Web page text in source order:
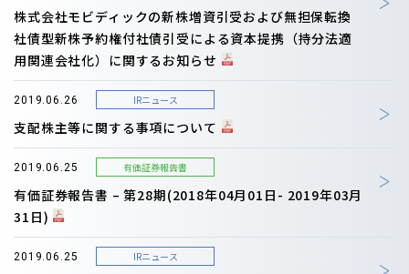
株式会社モビディックの新株増資引受および無担保転換
社債型新株予約権付社債引受による資本提携（持分法適
用関連会社化）に関するお知らせ
2019.06.26 IRニュース
支配株主等に関する事項について
2019.06.25 有価証券報告書
有価証券報告書 – 第28期(2018年04月01日- 2019年03月
31日)
2019.06.25 IRニュース